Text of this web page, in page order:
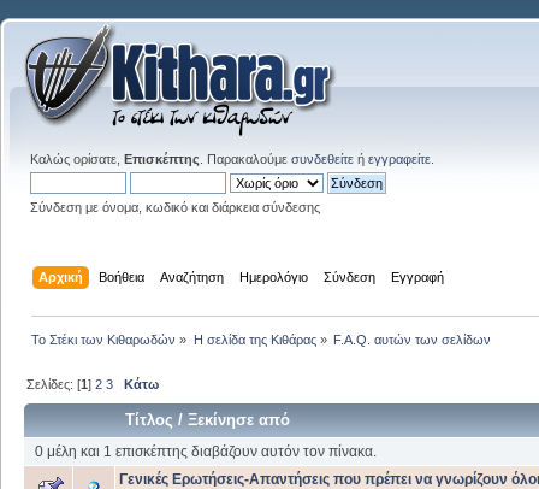
Καλώς ορίσατε, Επισκέπτης . Παρακαλούμε συνδεθείτε ή εγγραφείτε
Σύνδεση με όνομα, κωδικό και διάρκεια σύνδεσης
Αρχική Βοήθεια Αναζήτηση Ημερολόγιο Σύνδεση Εγγραφή
Το Στέκι των Κιθαρωδών » Η σελίδα της Κιθάρας» F.A.Q. αυτών των σελίδων
Σελίδες: [1]2 3 Κάτω
Τίτλος /Ξεκίνησε από
0 μέλη και 1 επισκέπτης διαβάζουν αυτόν τον πίνακα.
Γενικές Ερωτήσεις-Απαντήσεις που πρέπει να γνωρίζουν